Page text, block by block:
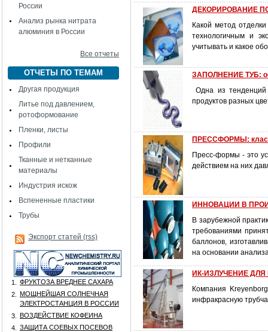
России
Анализ рынка нитрата
алюминия в России
Все отчеты
ОТЧЕТЫ ПО ТЕМАМ
Другая продукция
Литье под давлением,
ротоформование
Пленки, листы
Профили
Тканные и нетканные
материалы
Индустрия искож
Вспененные пластики
Трубы
Экспорт статей (rss)
1.
ФРУКТОЗА ВРЕДНЕЕ САХАРА
2.
МОЩНЕЙШАЯ СОЛНЕЧНАЯ
ЭЛЕКТРОСТАНЦИЯ В РОССИИ
3.
ВОЗДЕЙСТВИЕ КОФЕИНА
4.
ЗАЩИТА СОЕВЫХ ПОСЕВОВ
ДЕКОРИРОВАНИЕ
Какой метод
технологичным и
учитывать и какое
ЗАПОЛНЕНИЕ ТУБ:
Одна из
продуктов разных
ПРЕССФОРМЫ:
Пресс-формы - это
действием на них
ИННОВАЦИИ В
В зарубежной
требованиями
баллонов,
на основании
ИК-ИЗЛУЧЕНИЕ
Компания
инфракрасную